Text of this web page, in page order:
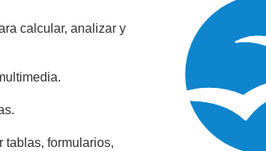
calcular, analizar y
tablas, formularios,